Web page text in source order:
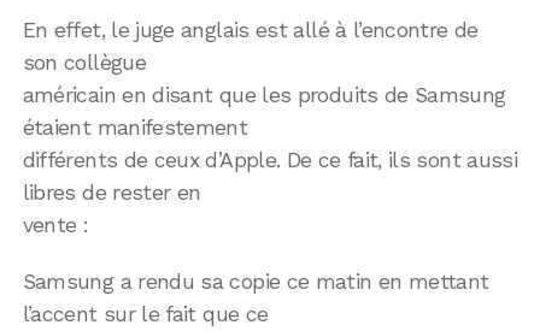
En effet, le juge anglais est allé à l’encontre de
son collègue
américain en disant que les produits de Samsung
étaient manifestement
différents de ceux d’Apple. De ce fait, ils sont aussi
libres de rester en
vente :
Samsung a rendu sa copie ce matin en mettant
l’accent sur le fait que ce